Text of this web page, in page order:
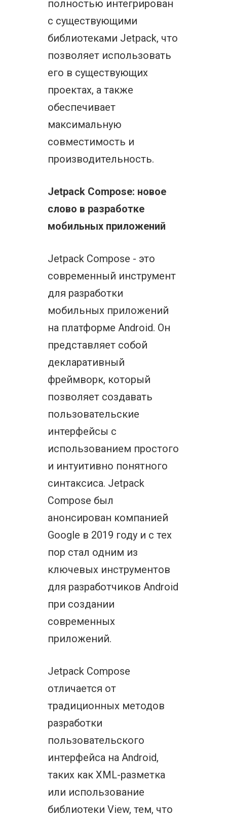
полностью интегрирован
с существующими
библиотеками Jetpack, что
позволяет использовать
его в существующих
проектах, а также
обеспечивает
максимальную
совместимость и
производительность.
Jetpack Compose: новое
слово в разработке
мобильных приложений
Jetpack Compose - это
современный инструмент
для разработки
мобильных приложений
на платформе Android. Он
представляет собой
декларативный
фреймворк, который
позволяет создавать
пользовательские
интерфейсы с
использованием простого
и интуитивно понятного
синтаксиса. Jetpack
Compose был
анонсирован компанией
Google в 2019 году и с тех
пор стал одним из
ключевых инструментов
для разработчиков Android
при создании
современных
приложений.
Jetpack Compose
отличается от
традиционных методов
разработки
пользовательского
интерфейса на Android,
таких как XML-разметка
или использование
библиотеки View, тем, что